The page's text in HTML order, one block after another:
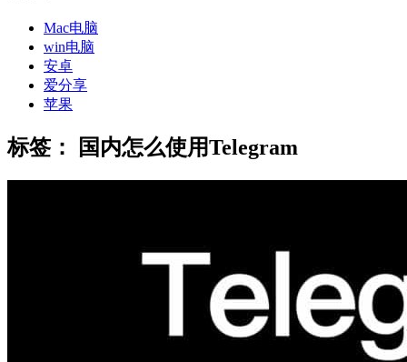
Mac电脑
win电脑
安卓
爱分享
苹果
标签： 国内怎么使用Telegram